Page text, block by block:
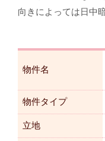
向きによっては日中
物件名
物件タイプ
立地